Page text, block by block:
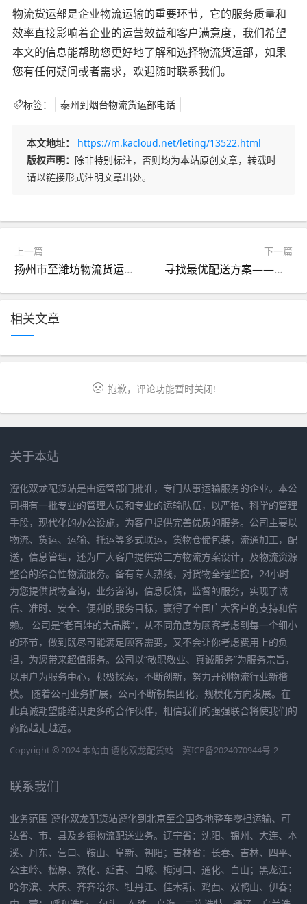
物流货运部是企业物流运输的重要环节，它的服务质量和
效率直接影响着企业的运营效益和客户满意度，我们希望
本文的信息能帮助您更好地了解和选择物流货运部，如果
您有任何疑问或者需求，欢迎随时联系我们。
标签： 泰州到烟台物流货运部电话
本文地址：
https://m.kacloud.net/leting/13522.html
版权声明： 除非特别标注，否则均为本站原创文章，转载时
请以链接形式注明文章出处。
上一篇
扬州市至潍坊物流货运部联系方式及路线
下一篇
寻找最优配送方案——关于保定到烟台物流货运部的介绍
相关文章
抱歉，评论功能暂时关闭!
关于本站
遵化双龙配货站是由运管部门批准，专门从事运输服务的企业。本公
司拥有一批专业的管理人员和专业的运输队伍，以严格、科学的管理
手段，现代化的办公设施，为客户提供完善优质的服务。公司主要以
物流、货运、运输、托运等多式联运，货物仓储包装，流通加工，配
送，信息管理，还为广大客户提供第三方物流方案设计，及物流资源
整合的综合性物流服务。备有专人热线，对货物全程监控，24小时
为您提供货物查询，业务咨询，信息反馈，监督的服务，实现了诚
信、准时、安全、便利的服务目标，赢得了全国广大客户的支持和信
赖。 公司是“老百姓的大品牌”，从不同角度为顾客考虑到每一个细小
的环节，做到既尽可能满足顾客需要，又不会让你考虑费用上的负
担，为您带来超值服务。公司以“敬职敬业、真诚服务”为服务宗旨，
以用户为服务中心，积极探索，不断创新，努力开创物流行业新楷
模。 随着公司业务扩展，公司不断朝集团化，规模化方向发展。在
此真诚期望能结识更多的合作伙伴，相信我们的强强联合将使我们的
商路越走越远。
Copyright © 2024 本站由 遵化双龙配货站 冀ICP备2024070944号-2
联系我们
业务范围 遵化双龙配货站遵化到北京至全国各地整车零担运输、可
达省、市、县及乡镇物流配送业务。辽宁省：沈阳、锦州、大连、本
溪、丹东、营口、鞍山、阜新、朝阳；吉林省：长春、吉林、四平、
公主岭、松原、敦化、延吉、白城、梅河口、通化、白山；黑龙江：
哈尔滨、大庆、齐齐哈尔、牡丹江、佳木斯、鸡西、双鸭山、伊春；